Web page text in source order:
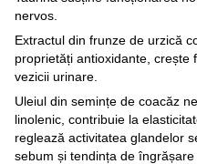
nervos.
Extractul din frunze de urzică
proprietăți antioxidante, crește
vezicii urinare.
Uleiul din semințe de coacăz
linolenic, contribuie la
reglează activitatea glandelor
sebum și tendința de îngrășare